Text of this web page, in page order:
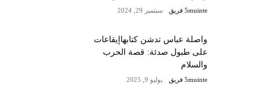
5muinte فريق سبتمبر 29, 2024
واصلة عباس تدشن كتابهاإيقاعات
على طبول صدئة: قصة الحرب
والسلام
5muinte فريق يوليو 9, 2025